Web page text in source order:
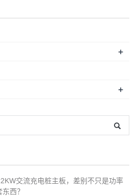
+
+
交流充电桩主板，差别不只是功率
西？